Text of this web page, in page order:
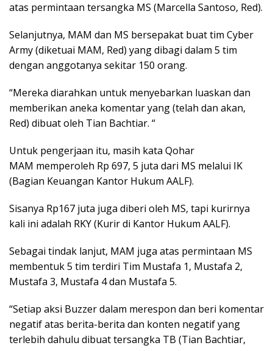
atas permintaan tersangka MS (Marcella Santoso, Red).
Selanjutnya, MAM dan MS bersepakat buat tim Cyber
Army (diketuai MAM, Red) yang dibagi dalam 5 tim
dengan anggotanya sekitar 150 orang.
“Mereka diarahkan untuk menyebarkan luaskan dan
memberikan aneka komentar yang (telah dan akan,
Red) dibuat oleh Tian Bachtiar. “
Untuk pengerjaan itu, masih kata Qohar
MAM memperoleh Rp 697, 5 juta dari MS melalui IK
(Bagian Keuangan Kantor Hukum AALF).
Sisanya Rp167 juta juga diberi oleh MS, tapi kurirnya
kali ini adalah RKY (Kurir di Kantor Hukum AALF).
Sebagai tindak lanjut, MAM juga atas permintaan MS
membentuk 5 tim terdiri Tim Mustafa 1, Mustafa 2,
Mustafa 3, Mustafa 4 dan Mustafa 5.
“Setiap aksi Buzzer dalam merespon dan beri komentar
negatif atas berita-berita dan konten negatif yang
terlebih dahulu dibuat tersangka TB (Tian Bachtiar,